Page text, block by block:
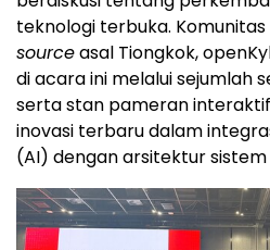
teknologi terbuka.
sourceasal Tiongkok,
di acara ini melalui sejumlah
serta stan pameran
inovasi terbaru dalam
(AI) dengan arsitektur sistem